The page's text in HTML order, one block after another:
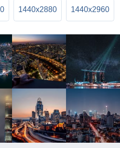
1440x2880 1440x2960